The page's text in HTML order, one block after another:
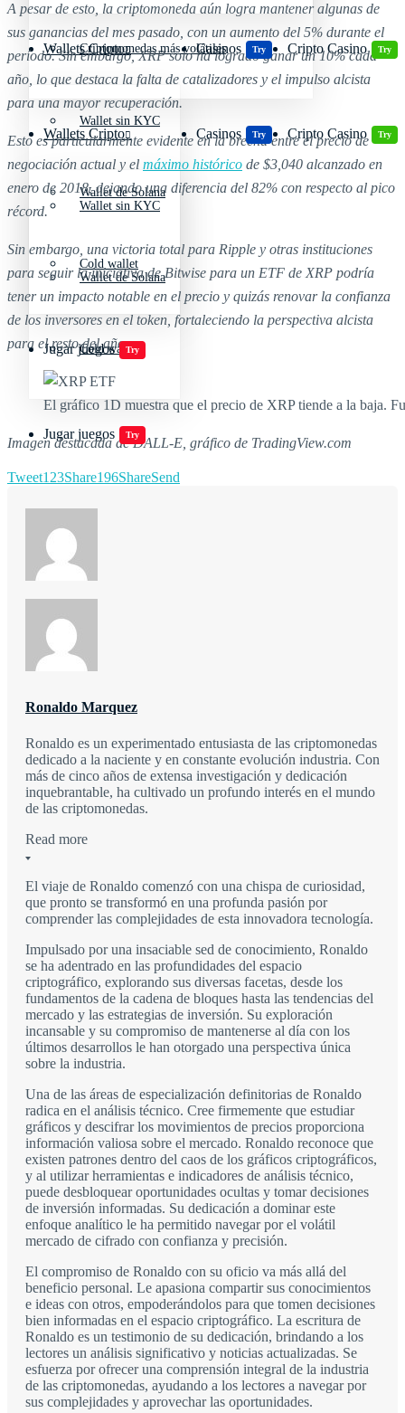
Wallets Cripto
Wallet sin KYC
Wallet de Solana
Cold wallet
Casinos Try Cripto Casino Try
Jugar juegos Try
Criptomonedas más volátiles
Wallets Cripto
Wallet sin KYC
Wallet de Solana
Cold wallet
Casinos Try Cripto Casino Try
Jugar juegos Try
A pesar de esto, la criptomoneda aún logra mantener algunas de
sus ganancias del mes pasado, con un aumento del 5% durante el
período. Sin embargo, XRP solo ha logrado ganar un 10% cada
año, lo que destaca la falta de catalizadores y el impulso alcista
para una mayor recuperación.
Esto es particularmente evidente en la brecha entre el precio de
negociación actual y el máximo histórico de $3,040 alcanzado en
enero de 2018, dejando una diferencia del 82% con respecto al pico
récord.
Sin embargo, una victoria total para Ripple y otras instituciones
para seguir la iniciativa de Bitwise para un ETF de XRP podría
tener un impacto notable en el precio y quizás renovar la confianza
de los inversores en el token, fortaleciendo la perspectiva alcista
para el resto del año.
El gráfico 1D muestra que el precio de XRP tiende a la baja.
Imagen destacada de DALL-E, gráfico de TradingView.com
Tweet123Share196ShareSend
Ronaldo Marquez
Ronaldo es un experimentado entusiasta de las criptomonedas
dedicado a la naciente y en constante evolución industria. Con
más de cinco años de extensa investigación y dedicación
inquebrantable, ha cultivado un profundo interés en el mundo
de las criptomonedas.
Read more
El viaje de Ronaldo comenzó con una chispa de curiosidad,
que pronto se transformó en una profunda pasión por
comprender las complejidades de esta innovadora tecnología.
Impulsado por una insaciable sed de conocimiento, Ronaldo
se ha adentrado en las profundidades del espacio
criptográfico, explorando sus diversas facetas, desde los
fundamentos de la cadena de bloques hasta las tendencias del
mercado y las estrategias de inversión. Su exploración
incansable y su compromiso de mantenerse al día con los
últimos desarrollos le han otorgado una perspectiva única
sobre la industria.
Una de las áreas de especialización definitorias de Ronaldo
radica en el análisis técnico. Cree firmemente que estudiar
gráficos y descifrar los movimientos de precios proporciona
información valiosa sobre el mercado. Ronaldo reconoce que
existen patrones dentro del caos de los gráficos criptográficos,
y al utilizar herramientas e indicadores de análisis técnico,
puede desbloquear oportunidades ocultas y tomar decisiones
de inversión informadas. Su dedicación a dominar este
enfoque analítico le ha permitido navegar por el volátil
mercado de cifrado con confianza y precisión.
El compromiso de Ronaldo con su oficio va más allá del
beneficio personal. Le apasiona compartir sus conocimientos
e ideas con otros, empoderándolos para que tomen decisiones
bien informadas en el espacio criptográfico. La escritura de
Ronaldo es un testimonio de su dedicación, brindando a los
lectores un análisis significativo y noticias actualizadas. Se
esfuerza por ofrecer una comprensión integral de la industria
de las criptomonedas, ayudando a los lectores a navegar por
sus complejidades y aprovechar las oportunidades.